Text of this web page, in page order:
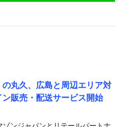
丸久、広島と周辺エリア対
販売・配送サービス開始